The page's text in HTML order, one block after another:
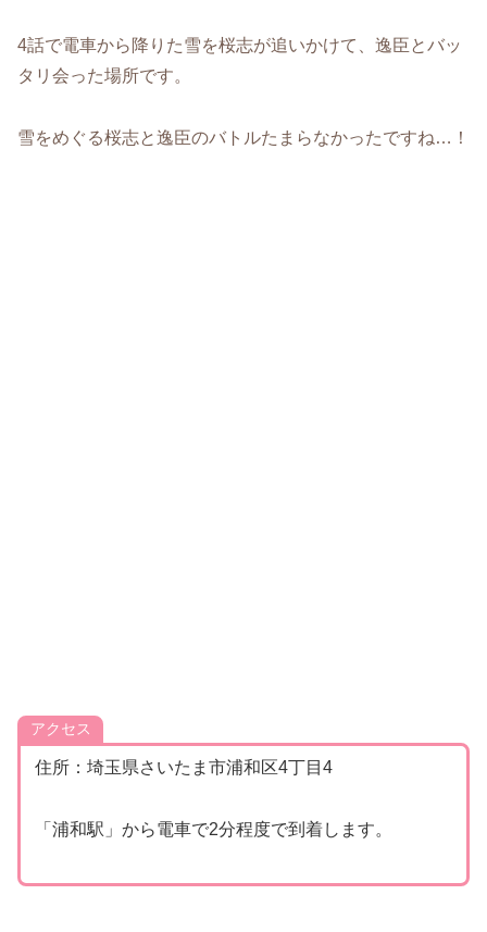
4話で電車から降りた雪を桜志が追いかけて、逸臣とバッ
タリ会った場所です。
雪をめぐる桜志と逸臣のバトルたまらなかったですね…！
アクセス
住所：埼玉県さいたま市浦和区4丁目4
「浦和駅」から電車で2分程度で到着します。